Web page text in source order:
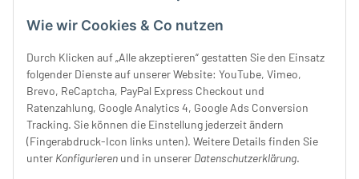
Wie wir Cookies & Co nutzen
Durch Klicken auf „Alle akzeptieren“ gestatten Sie den Einsatz
folgender Dienste auf unserer Website: YouTube, Vimeo,
Brevo, ReCaptcha, PayPal Express Checkout und
Ratenzahlung, Google Analytics 4, Google Ads Conversion
Tracking. Sie können die Einstellung jederzeit ändern
(Fingerabdruck-Icon links unten). Weitere Details finden Sie
unter Konfigurieren und in unserer Datenschutzerklärung.
Donnerstag:
10 - 18 Uhr
Samstag:
10 - 14 Uhr
Unser Service
Rechtliches